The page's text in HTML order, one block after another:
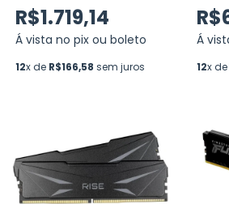
(PVE2432G360C0)
R$1.719,14
Á vista no pix ou boleto
12x de R$166,58 sem juros
16G-
Á
12x de